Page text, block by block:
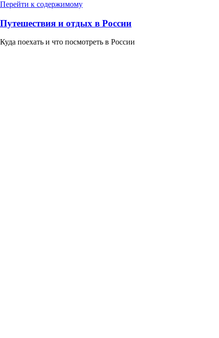
Перейти к содержимому
Путешествия и отдых в России
Куда поехать и что посмотреть в России